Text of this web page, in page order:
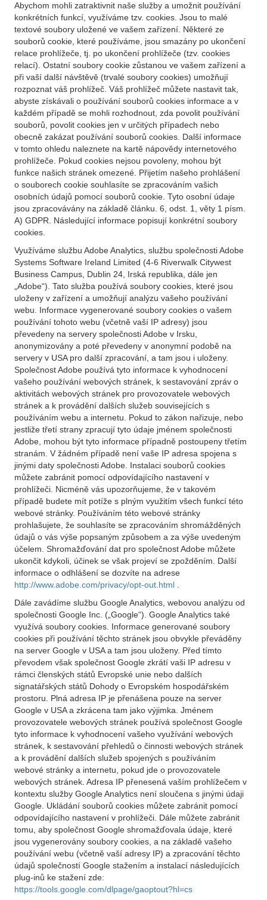
Abychom mohli zatraktivnit naše služby a umožnit používání
konkrétních funkcí, využíváme tzv. cookies. Jsou to malé
textové soubory uložené ve vašem zařízení. Některé ze
souborů cookie, které používáme, jsou smazány po ukončení
relace prohlížeče, tj. po ukončení prohlížeče (tzv. cookies
relací). Ostatní soubory cookie zůstanou ve vašem zařízení a
při vaší další návštěvě (trvalé soubory cookies) umožňují
rozpoznat váš prohlížeč. Váš prohlížeč můžete nastavit tak,
abyste získávali o používání souborů cookies informace a v
každém případě se mohli rozhodnout, zda povolit používání
souborů, povolit cookies jen v určitých případech nebo
obecně zakázat používání souborů cookies. Další informace
v tomto ohledu naleznete na kartě nápovědy internetového
prohlížeče. Pokud cookies nejsou povoleny, mohou být
funkce našich stránek omezené. Přijetím našeho prohlášení
o souborech cookie souhlasíte se zpracováním vašich
osobních údajů pomocí souborů cookie. Tyto osobní údaje
jsou zpracovávány na základě článku. 6, odst. 1, věty 1 písm.
A) GDPR. Následující informace popisují konkrétní soubory
cookies.
Využíváme službu Adobe Analytics, službu společnosti Adobe
Systems Software Ireland Limited (4-6 Riverwalk Citywest
Business Campus, Dublin 24, Irská republika, dále jen
„Adobe“). Tato služba používá soubory cookies, které jsou
uloženy v zařízení a umožňují analýzu vašeho používání
webu. Informace vygenerované soubory cookies o vašem
používání tohoto webu (včetně vaší IP adresy) jsou
převedeny na servery společnosti Adobe v Irsku,
anonymizovány a poté převedeny v anonymní podobě na
servery v USA pro další zpracování, a tam jsou i uloženy.
Společnost Adobe používá tyto informace k vyhodnocení
vašeho používání webových stránek, k sestavování zpráv o
aktivitách webových stránek pro provozovatele webových
stránek a k provádění dalších služeb souvisejících s
používáním webu a internetu. Pokud to zákon nařizuje, nebo
jestliže třetí strany zpracují tyto údaje jménem společnosti
Adobe, mohou být tyto informace případně postoupeny třetím
stranám. V žádném případě není vaše IP adresa spojena s
jinými daty společnosti Adobe. Instalaci souborů cookies
můžete zabránit pomocí odpovídajícího nastavení v
prohlížeči. Nicméně vás upozorňujeme, že v takovém
případě budete mít potíže s plným využitím všech funkcí této
webové stránky. Používáním této webové stránky
prohlašujete, že souhlasíte se zpracováním shromážděných
údajů o vás výše popsaným způsobem a za výše uvedeným
účelem. Shromažďování dat pro společnost Adobe můžete
ukončit kdykoli, účinek se však projeví se zpožděním. Další
informace o odhlášení se dozvíte na adrese
http://www.adobe.com/privacy/opt-out.html
Dále zavádíme službu Google Analytics, webovou analýzu od
společnosti Google Inc. („Google“). Google Analytics také
využívá soubory cookies. Informace generované soubory
cookies při používání těchto stránek jsou obvykle převáděny
na server Google v USA a tam jsou uloženy. Před tímto
převodem však společnost Google zkrátí vaši IP adresu v
rámci členských států Evropské unie nebo dalších
signatářských států Dohody o Evropském hospodářském
prostoru. Plná adresa IP je přenášena pouze na server
Google v USA a zkrácena tam jako výjimka. Jménem
provozovatele webových stránek používá společnost Google
tyto informace k vyhodnocení vašeho využívání webových
stránek, k sestavování přehledů o činnosti webových stránek
a k provádění dalších služeb spojených s používáním
webové stránky a internetu, pokud jde o provozovatele
webových stránek. Adresa IP přenesená vaším prohlížečem v
kontextu služby Google Analytics není sloučena s jinými údaji
Google. Ukládání souborů cookies můžete zabránit pomocí
odpovídajícího nastavení v prohlížeči. Dále můžete zabránit
tomu, aby společnost Google shromažďovala údaje, které
jsou vygenerovány soubory cookies, a na základě vašeho
používání webu (včetně vaší adresy IP) a zpracování těchto
údajů společností Google stažením a instalací následujících
plug-inů ke stažení zde:
https://tools.google.com/dlpage/gaoptout?hl=cs